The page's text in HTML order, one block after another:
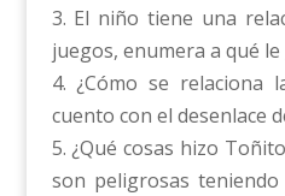
3. El niño tiene una
juegos, enumera a qué
4. ¿Cómo se relaciona
cuento con el desenlace
5. ¿Qué cosas hizo
son peligrosas